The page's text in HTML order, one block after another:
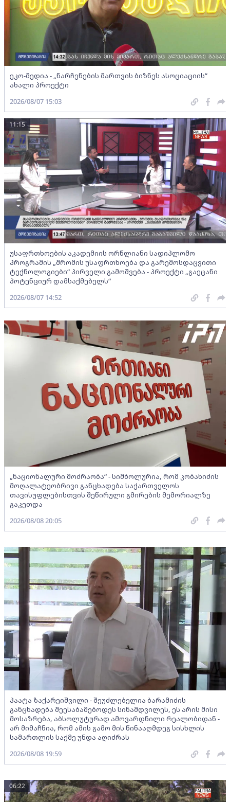
ეკო-მედია - „ნარჩენების მართვის ბიზნეს ასოციაციის”
ახალი პროექტი
2026/08/07 15:03
უსაფრთხოების აკადემიის ორწლიანი სადიპლომო
პროგრამის „შრომის უსაფრთხოება და გარემოსდაცვითი
ტექნოლოგიები“ პირველი გამოშვება - პროექტი „გაეცანი
პოტენციურ დამსაქმებელს“
11:15
2026/08/07 14:52
„ნაციონალური მოძრაობა“ - სიმბოლურია, რომ კობახიძის
მოღალატეობრივი განცხადება საქართველოს
თავისუფლებისთვის შეწირული გმირების მემორიალზე
გაკეთდა
2026/08/08 20:05
პაატა ზაქარეიშვილი - შეუძლებელია ბარამიძის
განცხადება შეესაბამებოდეს სინამდვილეს, ეს არის მისი
მოსაზრება, აბსოლუტურად ამოვარდნილი რეალობიდან -
არ მიმაჩნია, რომ ამის გამო მის წინააღმდეგ სისხლის
სამართლის საქმე უნდა აღიძრას
2026/08/08 19:59
06:22